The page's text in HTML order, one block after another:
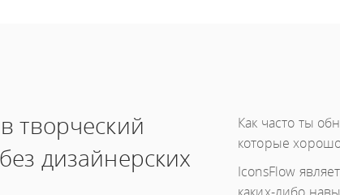
творческий
дизайнерских
Как часто ты
которые
IconsFlow